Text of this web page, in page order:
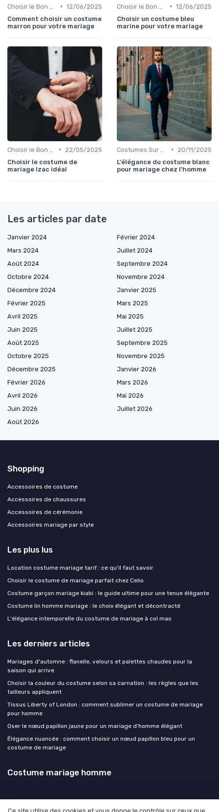
• 12/06/2025
Comment choisir un costume
marron pour votre mariage
• 12/06/2025
Choisir un costume bleu
marine pour votre mariage
•
22/05/2025
Choisir le costume de
mariage Izac idéal
•
20/11/2025
L'élégance du costume blanc
pour mariage chez l'homme
Les articles par date
Janvier 2024
Février 2024
Mars 2024
Juillet 2024
Août 2024
Septembre 2024
Octobre 2024
Novembre 2024
Décembre 2024
Janvier 2025
Février 2025
Mars 2025
Avril 2025
Mai 2025
Juin 2025
Juillet 2025
Août 2025
Septembre 2025
Octobre 2025
Novembre 2025
Décembre 2025
Janvier 2026
Février 2026
Mars 2026
Avril 2026
Mai 2026
Juin 2026
Juillet 2026
Août 2026
Shopping
Accessoires de costume
Accessoires de chaussures
Accessoires de cérémonie
Accessoires mariage par style
Les plus lus
Location costume mariage tarif : ce qu'il faut savoir
Choisir le costume de mariage parfait chez Celio
Costume garçon mariage kiabi : le guide ultime pour une tenue élégante
Costume lin homme mariage : le choix élégant et décontracté
L'élégance intemporelle du costume de mariage à col mao
Les derniers articles
Mariages d'automne : flanelle, velours et palettes chaudes pour la
saison qui arrive
Choisir la couleur du costume selon sa carnation : les règles que les
tailleurs appliquent
Tissus Liberty of London : comment sublimer un costume de mariage
pour homme
Oser le nœud papillon jaune pour un mariage d’homme élégant
Élégance nuancée : comment choisir un nœud papillon bleu pour un
costume de mariage
Costume mariage homme